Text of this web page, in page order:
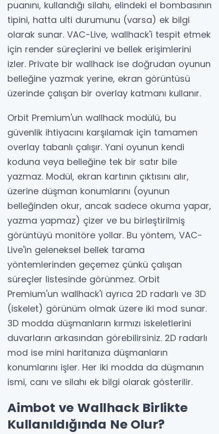
puanını, kullandığı silahı, elindeki el bombasının
tipini, hatta ulti durumunu (varsa) ek bilgi
olarak sunar. VAC-Live, wallhack'i tespit etmek
için render süreçlerini ve bellek erişimlerini
izler. Private bir wallhack ise doğrudan oyunun
belleğine yazmak yerine, ekran görüntüsü
üzerinde çalışan bir overlay katmanı kullanır.
Orbit Premium'un wallhack modülü, bu
güvenlik ihtiyacını karşılamak için tamamen
overlay tabanlı çalışır. Yani oyunun kendi
koduna veya belleğine tek bir satır bile
yazmaz. Modül, ekran kartının çıktısını alır,
üzerine düşman konumlarını (oyunun
belleğinden okur, ancak sadece okuma yapar,
yazma yapmaz) çizer ve bu birleştirilmiş
görüntüyü monitöre yollar. Bu yöntem, VAC-
Live'in geleneksel bellek tarama
yöntemlerinden geçemez çünkü çalışan
süreçler listesinde görünmez. Orbit
Premium'un wallhack'i ayrıca 2D radarlı ve 3D
(iskelet) görünüm olmak üzere iki mod sunar.
3D modda düşmanların kırmızı iskeletlerini
duvarların arkasından görebilirsiniz. 2D radarlı
mod ise mini haritanıza düşmanların
konumlarını işler. Her iki modda da düşmanın
ismi, canı ve silahı ek bilgi olarak gösterilir.
Aimbot ve Wallhack Birlikte
Kullanıldığında Ne Olur?